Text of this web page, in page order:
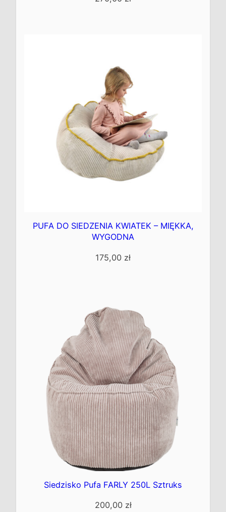
PUFA DO SIEDZENIA KWIATEK – MIĘKKA,
WYGODNA
175,00 zł
Siedzisko Pufa FARLY 250L Sztruks
200,00 zł